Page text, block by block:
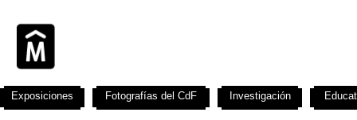
Exposiciones Fotografías del CdF Investigación